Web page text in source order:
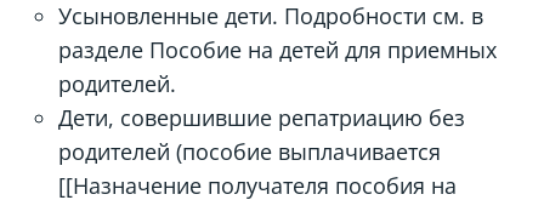
Усыновленные дети. Подробности см. в
разделе Пособие на детей для приемных
родителей.
Дети, совершившие репатриацию без
родителей (пособие выплачивается
[[Назначение получателя пособия на